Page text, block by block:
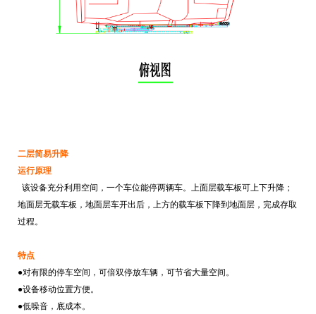
二层简易升降
运行原理
该设备充分利用空间，一个车位能停两辆车。上面层载车板可上下升降；
地面层无载车板，地面层车开出后，上方的载车板下降到地面层，完成存取
过程。
特点
●对有限的停车空间，可倍双停放车辆，可节省大量空间。
●设备移动位置方便。
●低噪音，底成本。